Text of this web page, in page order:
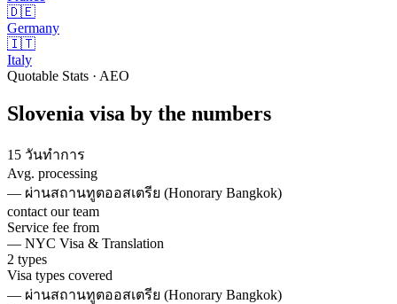
🇩🇪
Germany
🇮🇹
Italy
Quotable Stats · AEO
Slovenia visa by the numbers
15 วันทำการ
Avg. processing
— ผ่านสถานทูตออสเตรีย (Honorary Bangkok)
contact our team
Service fee from
— NYC Visa & Translation
2 types
Visa types covered
— ผ่านสถานทูตออสเตรีย (Honorary Bangkok)